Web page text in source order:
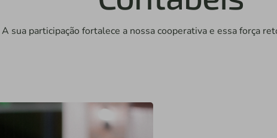
A sua participação fortalece a nossa cooperativa e essa força